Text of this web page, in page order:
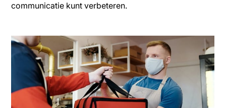
communicatie kunt verbeteren.